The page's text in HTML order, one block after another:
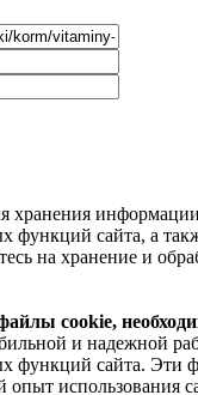
хранения
сайта, а
на хранение и
cookie,
и надежной
функций сайта. Эти
использования